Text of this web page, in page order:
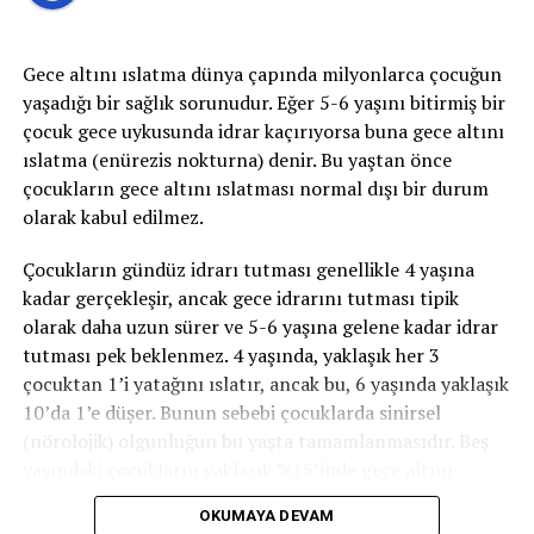
2-Sıkışma tipi idrar kaçırma:
yetişememe veya idrarı geciktirememe durumudur ve
idrar bu esnada kaçar. İdrar kaçağı bir damla ila idrarın
tamamını kaçırma derecesinde olabilir. gece idrara
kalkma ihtiyacı belirgindir. Bu tip idrar kaçırma,
enfeksiyon gibi basit problemden; nörolojik bozukluk
veya diyabet gibi daha ciddi durumlardan
3- Taşma inkontinansı: Tamamen boşalmayan bir
mesaneden kapasite dolduktan sonra damla damla
sürekli idrar kaçırmayı ifade eder.
4- Fonksiyonel inkontinans:Fiziksel veya zihinsel bir
bozukluk nedeniyle, tuvalete zamanında gitmeyi
zamanında yetişmesini engelleyen fiziksel veya ruhsal
Gece altını ıslatma dünya çapında milyonlarca çocuğun
yaşadığı bir sağlık sorunudur. Eğer 5-6 yaşını bitirmiş bir
çocuk gece uykusunda idrar kaçırıyorsa buna gece altını
ıslatma (enürezis nokturna) denir. Bu yaştan önce
çocukların gece altını ıslatması normal dışı bir durum
olarak kabul edilmez.
Çocukların gündüz idrarı tutması genellikle 4 yaşına
kadar gerçekleşir, ancak gece idrarını tutması tipik
olarak daha uzun sürer ve 5-6 yaşına gelene kadar idrar
tutması pek beklenmez. 4 yaşında, yaklaşık her 3
çocuktan 1’i yatağını ıslatır, ancak bu, 6 yaşında yaklaşık
10’da 1’e düşer. Bunun sebebi çocuklarda sinirsel
(nörolojik) olgunluğun bu yaşta tamamlanmasıdır. Beş
ıslatma mevcuttur. Her yıl yaklaşık %15 azalarak 15
yaşında yaklaşık %1’e düşer.OKUMAYA DEVAM